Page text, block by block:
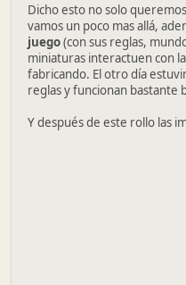
Dicho esto no solo
vamos un poco mas allá,
juego(con sus reglas,
miniaturas interactuen con
fabricando. El otro día
reglas y funcionan bastante
Y después de este rollo las